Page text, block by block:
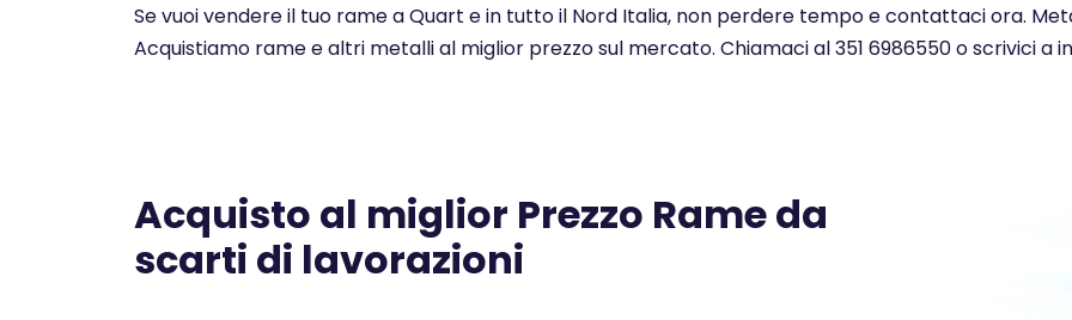
Se vuoi vendere il tuo rame a Quart e in tutto il Nord Italia, non perdere tempo e contattaci ora.
Acquistiamo rame e altri metalli al miglior prezzo sul mercato. Chiamaci al 351 6986550 o scrivici
Acquisto al miglior Prezzo Rame da
scarti di lavorazioni